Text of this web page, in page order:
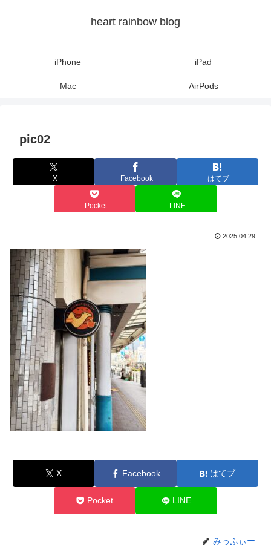
heart rainbow blog
iPhone iPad
Mac AirPods
pic02
X Facebook はてブ
Pocket LINE
2025.04.29
X Facebook はてブ
Pocket LINE
みっふぃー